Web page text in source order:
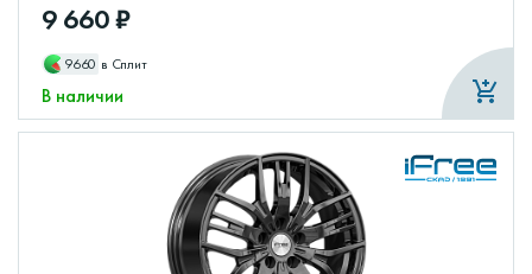
9 660 ₽
9660 в Сплит
В наличии